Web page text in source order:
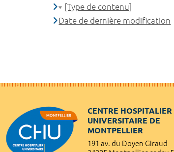
[Type de contenu]
Date de dernière modification
CENTRE HOSPITALIER
UNIVERSITAIRE DE
MONTPELLIER
191 av. du Doyen Giraud